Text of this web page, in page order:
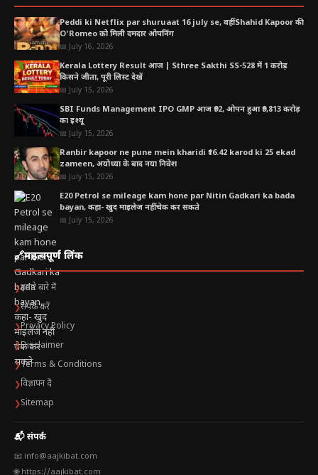
Peddi ki Netflix par shuruaat 16 july se, वहीं Shahid Kapoor की
O’Romeo को मिली दमदार ओपनिंग
📅 July 16, 2026
Kerala Lottery Result आज | Sthree Sakthi SS-528 में 1 करोड़
किसने जीता, पूरी लिस्ट देखें
📅 July 15, 2026
SBI Funds Management IPO GMP आज ₹92, ओपन हुआ ₹9,813 करोड़
का इश्यू
📅 July 15, 2026
Ranbir kapoor ne pune mein kharidi ₹16.42 karod ki 25 ekad
zameen, अयोध्या के बाद नया निवेश
📅 July 15, 2026
E20 Petrol se mileage kam hone par Nitin Gadkari ka bada
bayan, कहा- खुद माइलेज नहीं चेक कर सकते
📅 July 15, 2026
🔗महत्वपूर्ण लिंक
❯हमारे बारे में
❯संपर्क करें
❯Privacy Policy
❯Disclaimer
❯Terms & Conditions
❯विज्ञापन दें
❯Sitemap
📬 संपर्क
📧 info@aajkibat.com
🌐 https://aajkibat.com